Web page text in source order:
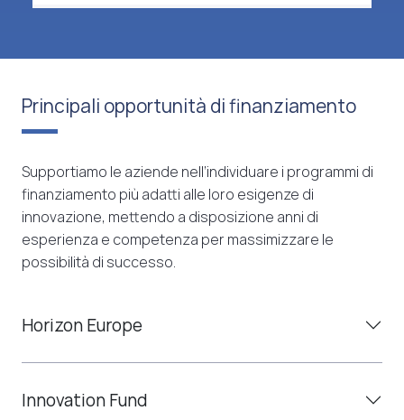
Principali opportunità di finanziamento
Supportiamo le aziende nell’individuare i programmi di
finanziamento più adatti alle loro esigenze di
innovazione, mettendo a disposizione anni di
esperienza e competenza per massimizzare le
possibilità di successo.
Horizon Europe
Innovation Fund